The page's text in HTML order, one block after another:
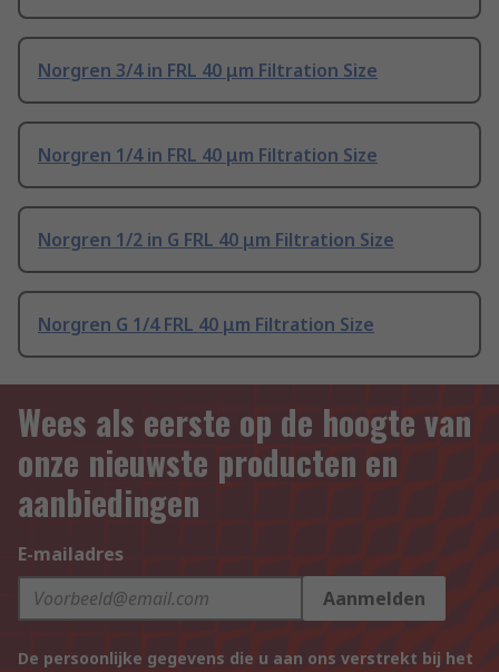
Norgren 3/4 in FRL 40 μm Filtration Size
Norgren 1/4 in FRL 40 μm Filtration Size
Norgren 1/2 in G FRL 40 μm Filtration Size
Norgren G 1/4 FRL 40 μm Filtration Size
Wees als eerste op de hoogte van
onze nieuwste producten en
aanbiedingen
E-mailadres
Aanmelden
De persoonlijke gegevens die u aan ons verstrekt bij het